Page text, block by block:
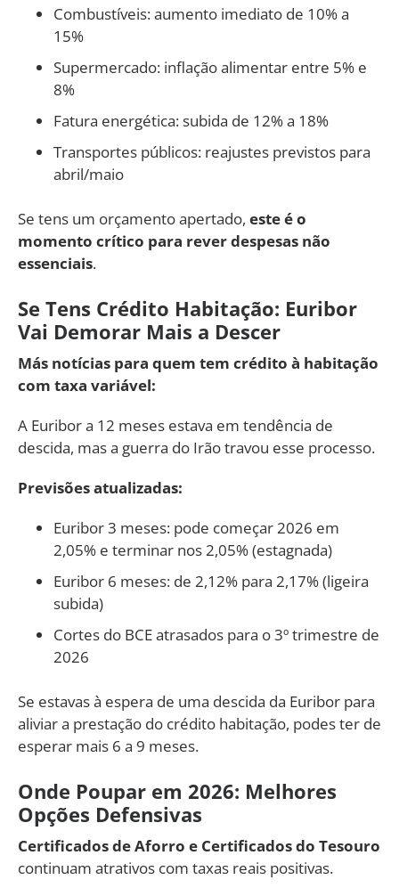
Combustíveis: aumento imediato de 10% a
15%
Supermercado: inflação alimentar entre 5% e
8%
Fatura energética: subida de 12% a 18%
Transportes públicos: reajustes previstos para
abril/maio
Se tens um orçamento apertado, este é o
momento crítico para rever despesas não
essenciais.
Se Tens Crédito Habitação: Euribor
Vai Demorar Mais a Descer
Más notícias para quem tem crédito à habitação
com taxa variável:
A Euribor a 12 meses estava em tendência de
descida, mas a guerra do Irão travou esse processo.
Previsões atualizadas:
Euribor 3 meses: pode começar 2026 em
2,05% e terminar nos 2,05% (estagnada)
Euribor 6 meses: de 2,12% para 2,17% (ligeira
subida)
Cortes do BCE atrasados para o 3º trimestre de
2026
Se estavas à espera de uma descida da Euribor para
aliviar a prestação do crédito habitação, podes ter de
esperar mais 6 a 9 meses.
Onde Poupar em 2026: Melhores
Opções Defensivas
Certificados de Aforro e Certificados do Tesouro
continuam atrativos com taxas reais positivas.